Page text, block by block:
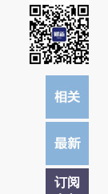
订阅